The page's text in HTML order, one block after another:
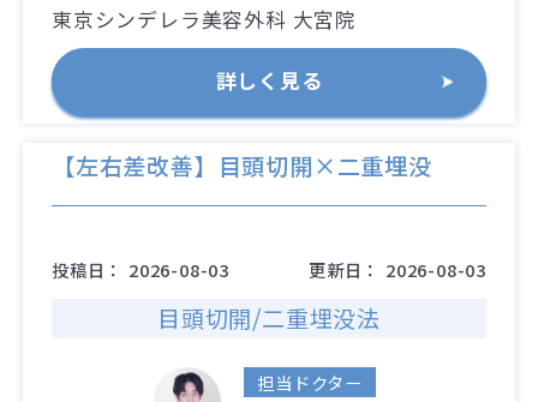
東京シンデレラ美容外科 大宮院
詳しく見る
【左右差改善】目頭切開×二重埋没
投稿日： 2026-08-03 更新日： 2026-08-03
目頭切開/二重埋没法
担当ドクター